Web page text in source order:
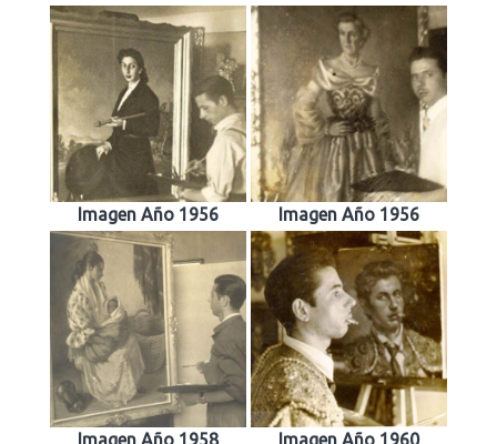
Imagen Año 1956 Imagen Año 1956
Imagen Año 1958 Imagen Año 1960